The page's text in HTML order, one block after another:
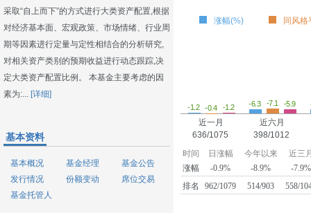
采取“自上而下”的方式进行大类资产配置,根据
对经济基本面、宏观政策、市场情绪、行业周
期等因素进行定量与定性相结合的分析研究,
对相关资产类别的预期收益进行动态跟踪,决
定大类资产配置比例。 本基金主要考虑的因
素为:... [详细]
基本资料
基本概况 基金经理
基金公告
发行情况
份额变动
席位交易
基金托管人
涨幅(%) 同风格
-1.2 -0.4 -1.2
近一月
636/1075
-6.3 -7.1 -5.9
近六月
398/1012
时间 日涨幅 今年以来
近三
涨幅
-0.9% -8.9%
-7.9%
排名
962/1079 514/903 558/